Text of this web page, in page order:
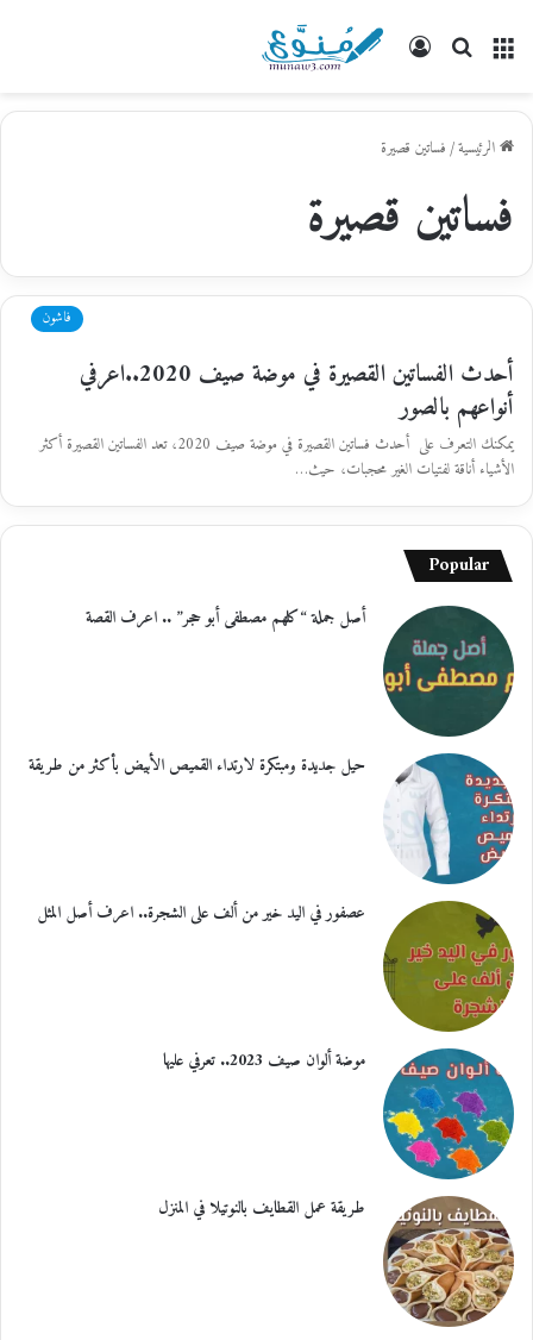
القائمة
بحث
تسجيل
الرئيسية/فساتين قصيرة
فساتين قصيرة
فاشون
أحدث الفساتين القصيرة في موضة صيف 2020..اعرفي
أنواعهم بالصور
يمكنك التعرف على أحدث فساتين القصيرة في موضة صيف 2020، تعد الفساتين القصيرة أكثر
الأشياء أناقة لفتيات الغير محجبات، حيث…
Popular
أصل جملة “كلهم مصطفى أبو حجر” .. اعرف القصة
حيل جديدة ومبتكرة لارتداء القميص الأبيض بأكثر من طريقة
عصفور في اليد خير من ألف على الشجرة.. اعرف أصل المثل
موضة ألوان صيف 2023.. تعرفي عليها
طريقة عمل القطايف بالنوتيلا في المنزل